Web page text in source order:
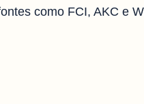
como FCI, AKC e